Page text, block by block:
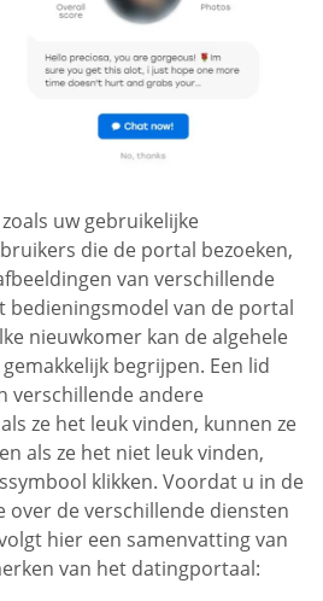
uw gebruikelijke
die de portal bezoeken,
van verschillende
bedieningsmodel van de portal
nieuwkomer kan de algehele
begrijpen. Een lid
verschillende andere
ze het leuk vinden, kunnen ze
als ze het niet leuk vinden,
klikken. Voordat u in de
over de verschillende diensten
hier een samenvatting van
van het datingportaal: